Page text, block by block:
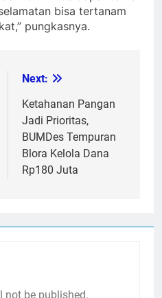
bisa tertanam
pungkasnya.
Next:
Ketahanan Pangan
Jadi Prioritas,
BUMDes Tempuran
Blora Kelola Dana
Rp180 Juta
not be published.